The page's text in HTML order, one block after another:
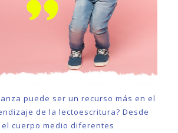
puede ser un recurso más en el
de la lectoescritura? Desde
cuerpo medio diferentes